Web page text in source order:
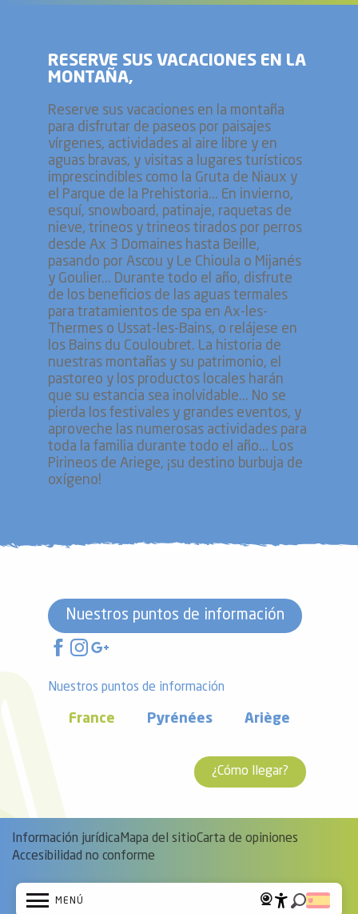
MENÚ
RESERVE SUS VACACIONES EN LA
MONTAÑA,
Reserve sus vacaciones en la montaña
para disfrutar de paseos por paisajes
vírgenes, actividades al aire libre y en
aguas bravas, y visitas a lugares turísticos
imprescindibles como la Gruta de Niaux y
el Parque de la Prehistoria... En invierno,
esquí, snowboard, patinaje, raquetas de
nieve, trineos y trineos tirados por perros
desde Ax 3 Domaines hasta Beille,
pasando por Ascou y Le Chioula o Mijanés
y Goulier... Durante todo el año, disfrute
de los beneficios de las aguas termales
para tratamientos de spa en Ax-les-
Thermes o Ussat-les-Bains, o relájese en
los Bains du Couloubret. La historia de
nuestras montañas y su patrimonio, el
pastoreo y los productos locales harán
que su estancia sea inolvidable... No se
pierda los festivales y grandes eventos, y
aproveche las numerosas actividades para
toda la familia durante todo el año... Los
Pirineos de Ariege, ¡su destino burbuja de
oxígeno!
Nuestros puntos de información
Nuestros puntos de información
France Pyrénées Ariège
¿Cómo llegar?
Información jurídicaMapa del sitioCarta de opiniones
Accesibilidad no conforme